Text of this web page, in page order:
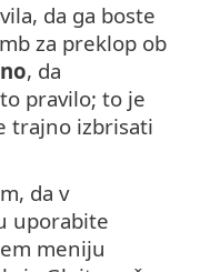
da ga boste
za preklop ob
, da
pravilo; to je
trajno izbrisati
da v
uporabite
meniju